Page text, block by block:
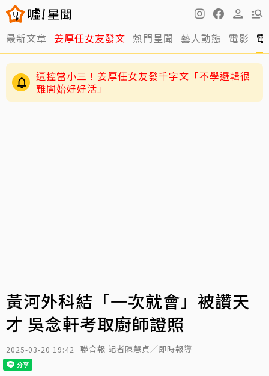
最新文章 姜厚任女友發文 熱門星聞 藝人動態 電影
遭控當小三！姜厚任女友發千字文「不學邏輯很
難開始好好活」
黃河外科結「一次就會」被讚天
才 吳念軒考取廚師證照
2025-03-20 19:42 聯合報 記者陳慧貞／即時報導